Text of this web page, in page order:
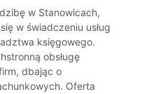
w Stanowicach,
w świadczeniu usług
księgowego.
obsługę
dbając o
Oferta